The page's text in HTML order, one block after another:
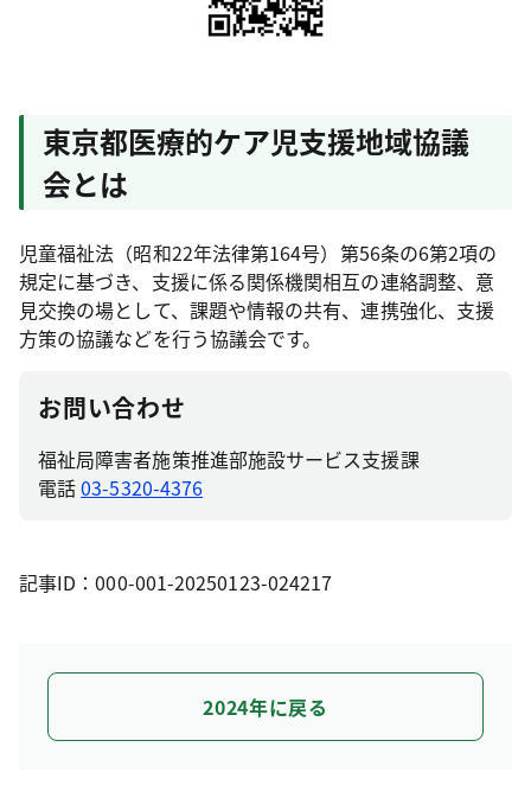
東京都医療的ケア児支援地域協議
会とは
児童福祉法（昭和22年法律第164号）第56条の6第2項の
規定に基づき、支援に係る関係機関相互の連絡調整、意
見交換の場として、課題や情報の共有、連携強化、支援
方策の協議などを行う協議会です。
お問い合わせ
福祉局障害者施策推進部施設サービス支援課
電話03-5320-4376
記事ID：000-001-20250123-024217
2024年に戻る